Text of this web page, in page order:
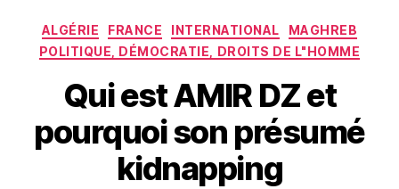
Catégories
ALGÉRIE FRANCE INTERNATIONAL
MAGHREB
POLITIQUE, DÉMOCRATIE, DROITS DE L"HOMME
Qui est AMIR DZ et
pourquoi son présumé
kidnapping